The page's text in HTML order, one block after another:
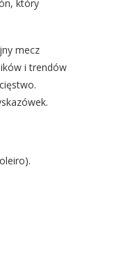
który
mecz
i trendów